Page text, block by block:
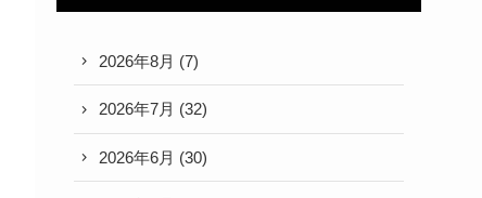
2026年8月 (7)
2026年7月 (32)
2026年6月 (30)